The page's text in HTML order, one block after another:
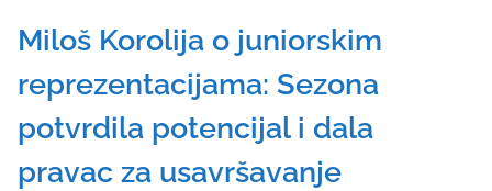
Miloš Korolija o juniorskim
reprezentacijama: Sezona
potvrdila potencijal i dala
pravac za usavršavanje